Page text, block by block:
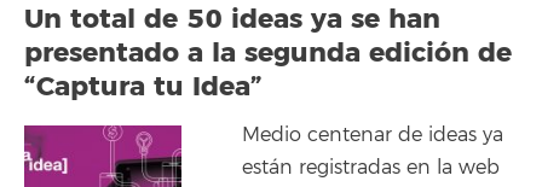
Un total de 50 ideas ya se han
presentado a la segunda edición de
“Captura tu Idea”
Medio centenar de ideas ya
están registradas en la web